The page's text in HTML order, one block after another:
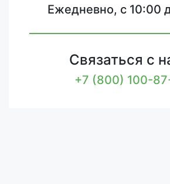
Ежедневно, с 10:00
Связаться с
+7 (800) 100-